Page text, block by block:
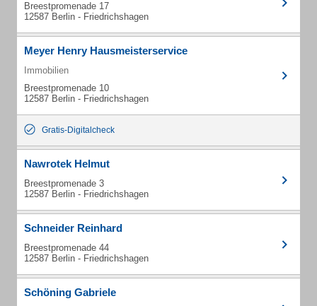
Breestpromenade 17
12587 Berlin - Friedrichshagen
Meyer Henry Hausmeisterservice
Immobilien
Breestpromenade 10
12587 Berlin - Friedrichshagen
Gratis-Digitalcheck
Nawrotek Helmut
Breestpromenade 3
12587 Berlin - Friedrichshagen
Schneider Reinhard
Breestpromenade 44
12587 Berlin - Friedrichshagen
Schöning Gabriele